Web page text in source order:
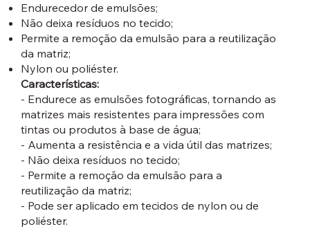
Endurecedor de emulsões;
Não deixa resíduos no tecido;
Permite a remoção da emulsão para a reutilização
da matriz;
Nylon ou poliéster.
Características:
- Endurece as emulsões fotográficas, tornando as
matrizes mais resistentes para impressões com
tintas ou produtos à base de água;
- Aumenta a resistência e a vida útil das matrizes;
- Não deixa resíduos no tecido;
- Permite a remoção da emulsão para a
reutilização da matriz;
- Pode ser aplicado em tecidos de nylon ou de
poliéster.